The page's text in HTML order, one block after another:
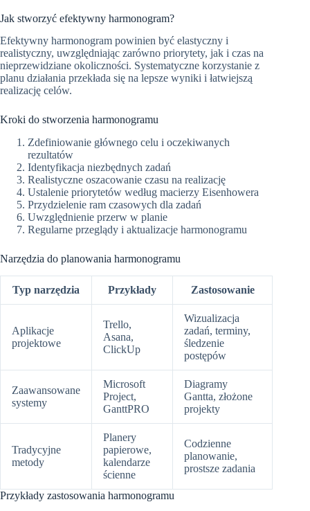
Jak stworzyć efektywny harmonogram?
Efektywny harmonogram powinien być elastyczny i
realistyczny, uwzględniając zarówno priorytety, jak i czas na
nieprzewidziane okoliczności. Systematyczne korzystanie z
planu działania przekłada się na lepsze wyniki i łatwiejszą
realizację celów.
Kroki do stworzenia harmonogramu
Zdefiniowanie głównego celu i oczekiwanych
rezultatów
Identyfikacja niezbędnych zadań
Realistyczne oszacowanie czasu na realizację
Ustalenie priorytetów według macierzy Eisenhowera
Przydzielenie ram czasowych dla zadań
Uwzględnienie przerw w planie
Regularne przeglądy i aktualizacje harmonogramu
Narzędzia do planowania harmonogramu
Typ narzędzia Przykłady Zastosowanie
Aplikacje
projektowe
Trello,
Asana,
ClickUp
Wizualizacja
zadań, terminy,
śledzenie
postępów
Zaawansowane
systemy
Microsoft
Project,
GanttPRO
Diagramy
Gantta, złożone
projekty
Tradycyjne
metody
Planery
papierowe,
kalendarze
ścienne
Codzienne
planowanie,
prostsze zadania
Przykłady zastosowania harmonogramu